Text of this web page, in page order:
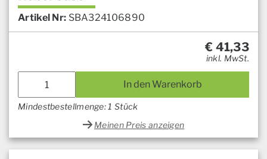
Artikel Nr: SBA324106890
€ 41,33
inkl. MwSt.
In den Warenkorb
Mindestbestellmenge: 1 Stück
Meinen Preis anzeigen